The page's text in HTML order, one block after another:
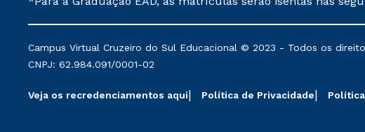
mantidos conforme negociação. Descontos institucionais
serviços.
Campus Virtual Cruzeiro do Sul Educacional © 2023 - Todos os
CNPJ: 62.984.091/0001-02
Veja os recredenciamentos aqui Política de Privacidade